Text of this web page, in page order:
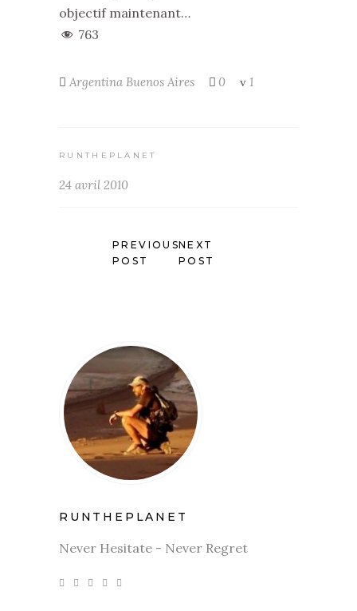
objectif maintenant…
763
Argentina Buenos Aires 0 1
RUNTHEPLANET
24 avril 2010
PREVIOUS
POST
NEXT
POST
RUNTHEPLANET
Never Hesitate - Never Regret